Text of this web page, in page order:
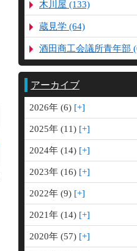
木川屋 (133)
蔵見学 (64)
酒田商工会議所青年部
アーカイブ
2026年 (6)
2025年 (11)
2024年 (14)
2023年 (16)
2022年 (9)
2021年 (14)
2020年 (57)